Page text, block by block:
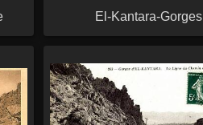
El-Kantara-Gorges